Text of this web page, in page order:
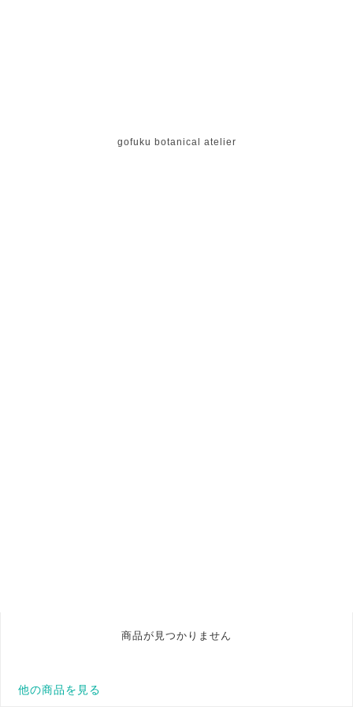
gofuku botanical atelier
商品が見つかりません
他の商品を見る